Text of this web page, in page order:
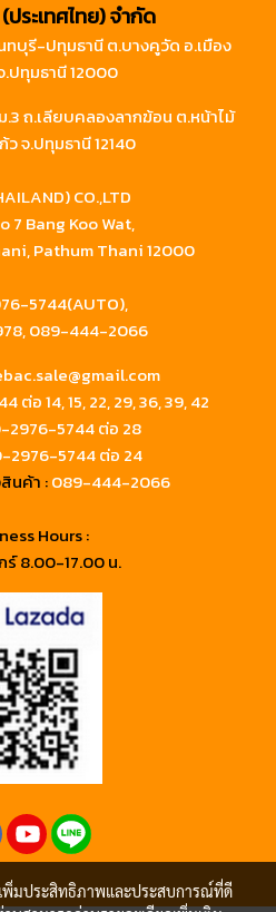
ระเทศไทย) จำกัด
บุรี-ปทุมธานี ต.บางคูวัด อ.เมือง
.ปทุมธานี 12000
ถ.เลียบคลองลากฆ้อน ต.หน้าไม้
จ.ปทุมธานี 12140
CO.,LTD
7 Bang Koo Wat,
Pathum Thani 12000
5744(AUTO),
089-444-2066
ต่อ 14, 15, 22, 29, 36, 39, 42
2976-5744 ต่อ 28
2976-5744 ต่อ 24
นค้า :089-444-2066
Hours :
8.00-17.00 น.
พิ่มประสิทธิภาพและประสบการณ์ที่ดี